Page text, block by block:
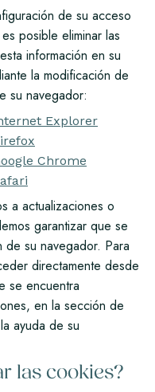
de su acceso
posible eliminar las
información en su
la modificación de
su navegador:
Explorer
Chrome
a actualizaciones o
garantizar que se
de su navegador. Para
directamente desde
se encuentra
en la sección de
ayuda de su
las cookies?